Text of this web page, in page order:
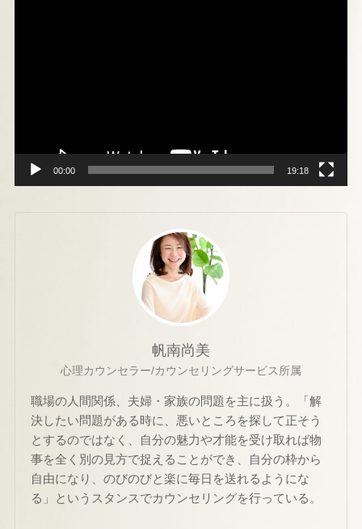
00:00 19:18
帆南尚美
心理カウンセラー/カウンセリングサービス所属
職場の人間関係、夫婦・家族の問題を主に扱う。「解
決したい問題がある時に、悪いところを探して正そう
とするのではなく、自分の魅力や才能を受け取れば物
事を全く別の見方で捉えることができ、自分の枠から
自由になり、のびのびと楽に毎日を送れるようにな
る」というスタンスでカウンセリングを行っている。